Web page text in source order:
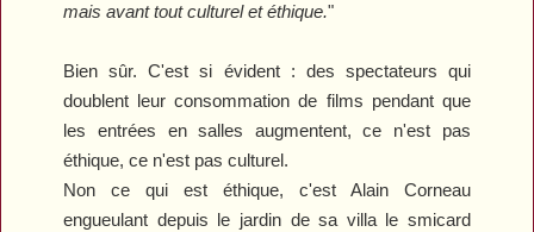
mais avant tout culturel et éthique."
Bien sûr. C'est si évident : des spectateurs qui
doublent leur consommation de films pendant que
les entrées en salles augmentent, ce n'est pas
éthique, ce n'est pas culturel.
Non ce qui est éthique, c'est Alain Corneau
engueulant depuis le jardin de sa villa le smicard